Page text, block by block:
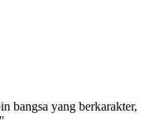
bangsa yang berkarakter,